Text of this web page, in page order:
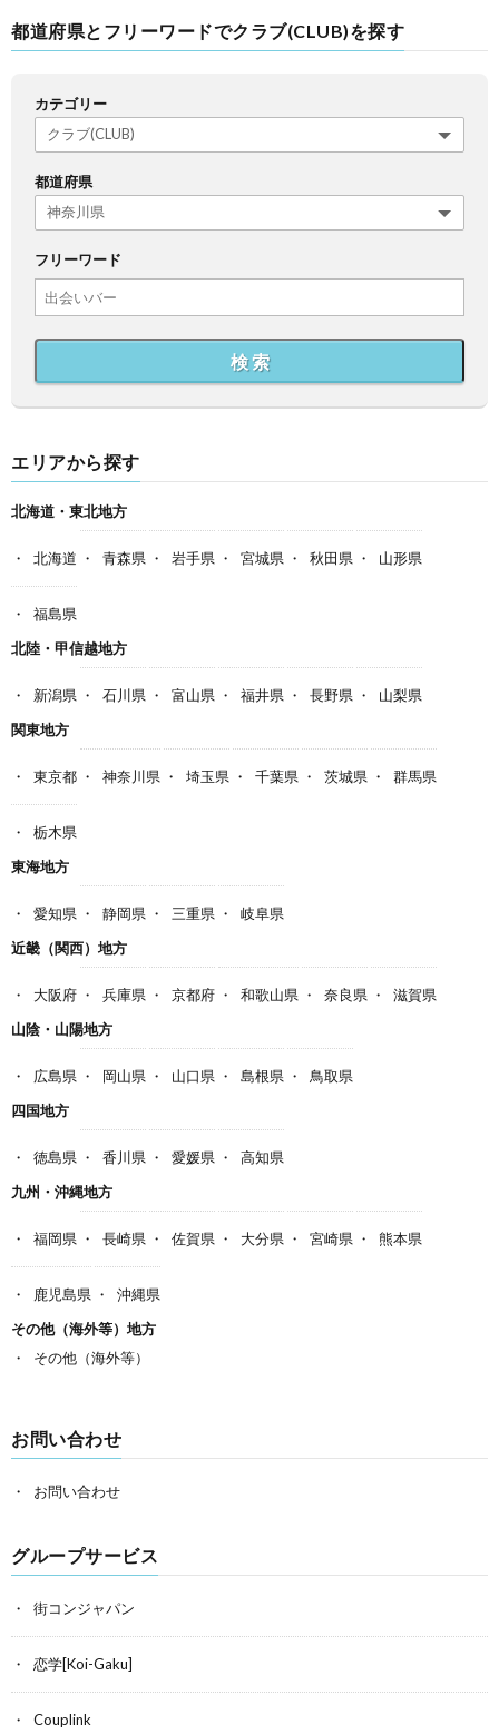
都道府県とフリーワードでクラブ(CLUB)を探す
カテゴリー
都道府県
フリーワード
検 索
エリアから探す
北海道・東北地方
北海道 青森県 岩手県 宮城県 秋田県 山形県
福島県
北陸・甲信越地方
新潟県 石川県 富山県 福井県 長野県
山梨県
関東地方
東京都 神奈川県 埼玉県 千葉県 茨城県 群馬県
栃木県
東海地方
愛知県 静岡県 三重県
岐阜県
近畿（関西）地方
大阪府 兵庫県 京都府 和歌山県 奈良県
滋賀県
山陰・山陽地方
広島県 岡山県 山口県 島根県
鳥取県
四国地方
徳島県 香川県 愛媛県
高知県
九州・沖縄地方
福岡県 長崎県 佐賀県 大分県 宮崎県 熊本県
鹿児島県
沖縄県
その他（海外等）地方
その他（海外等）
お問い合わせ
お問い合わせ
グループサービス
街コンジャパン
恋学[Koi-Gaku]
Couplink